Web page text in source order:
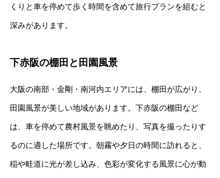
くりと車を停めて歩く時間を含めて旅行プランを組むと
深みがあります。
下赤阪の棚田と田園風景
大阪の南部・金剛・南河内エリアには、棚田が広がり、
田園風景が美しい地域があります。下赤阪の棚田など
は、車を停めて農村風景を眺めたり、写真を撮ったりす
るのに適した場所です。朝霧や夕日の時間に訪れると、
稲や畦道に光が差し込み、色彩が変化する風景に心が動